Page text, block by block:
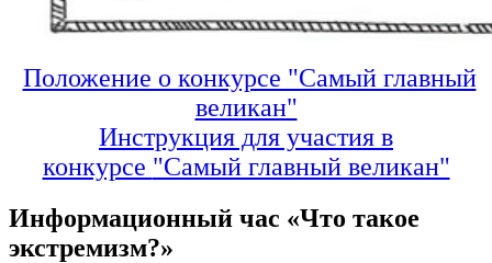
Положение о конкурсе "Самый главный
великан"
Инструкция для участия в
конкурсе "Самый главный великан"
Информационный час «Что такое
экстремизм?»